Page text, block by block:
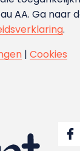
AA. Ga naar
.
| Cookies